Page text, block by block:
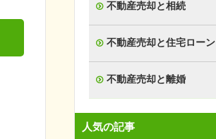
不動産売却と相続
不動産売却と住宅ローン
不動産売却と離婚
人気の記事